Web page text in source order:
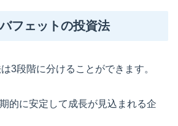
フェットの投資法
3段階に分けることができます。
期的に安定して成長が見込まれる企